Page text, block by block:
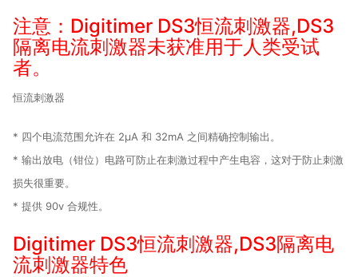
注意：Digitimer DS3恒流刺激器,DS3
隔离电流刺激器未获准用于人类受试
者。
恒流刺激器
* 四个电流范围允许在 2µA 和 32mA 之间精确控制输出。
* 输出放电（钳位）电路可防止在刺激过程中产生电容，这对于防止刺激
损失很重要。
* 提供 90v 合规性。
Digitimer DS3恒流刺激器,DS3隔离电
流刺激器特色